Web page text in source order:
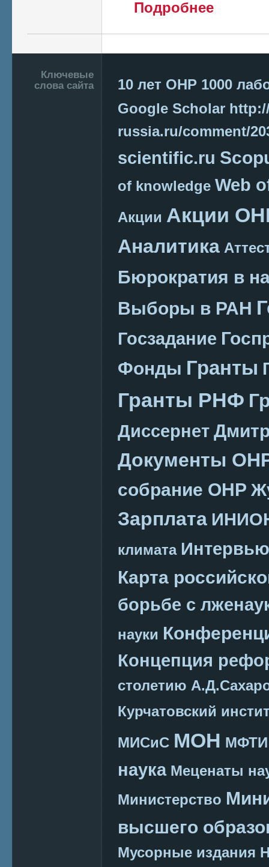
Подробнее
Подвал
Ключевые
слова сайта
10 лет ОНР 1000
Google Scholar
russia.ru/comment/
scientific.ru
of knowledge Web
Акции Акции
Аналитика
Бюрократия в
Выборы в РАН
Госзадание
Фонды Гранты
Гранты РНФ
Диссернет
Документы
собрание ОНР
Зарплата
климата Интервью
Карта
борьбе с
науки
Концепция
столетию
Курчатовский
МИСиС МОН МФТИ
наука Меценаты
Министерство
высшего
Мусорные издания